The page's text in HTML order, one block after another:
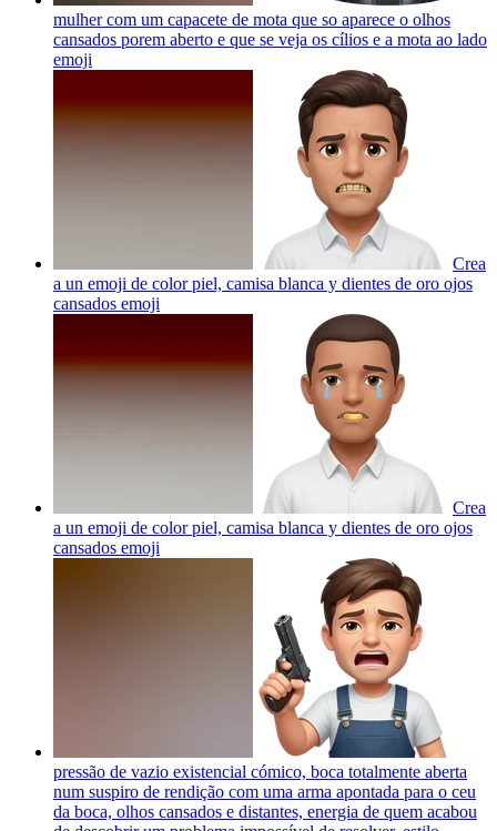
mulher com um capacete de mota que so aparece o olhos
cansados porem aberto e que se veja os cílios e a mota ao lado
emoji
Crea
a un emoji de color piel, camisa blanca y dientes de oro ojos
cansados emoji
Crea
a un emoji de color piel, camisa blanca y dientes de oro ojos
cansados emoji
pressão de vazio existencial cómico, boca totalmente aberta
num suspiro de rendição com uma arma apontada para o ceu
da boca, olhos cansados e distantes, energia de quem acabou